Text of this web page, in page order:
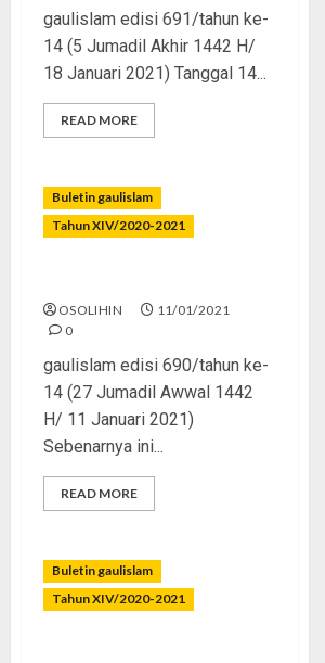
gaulislam edisi 691/tahun ke-
14 (5 Jumadil Akhir 1442 H/
18 Januari 2021) Tanggal 14...
READ MORE
Buletin gaulislam
Tahun XIV/2020-2021
OSOLIHIN
11/01/2021
0
gaulislam edisi 690/tahun ke-
14 (27 Jumadil Awwal 1442
H/ 11 Januari 2021)
Sebenarnya ini...
READ MORE
Buletin gaulislam
Tahun XIV/2020-2021